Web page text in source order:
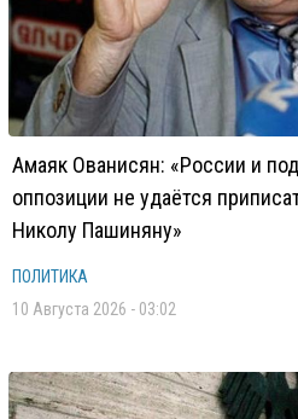
Амаяк Ованисян: «России и
оппозиции не удаётся
Николу Пашиняну»
ПОЛИТИКА
10 Августа 2026 - 03:02